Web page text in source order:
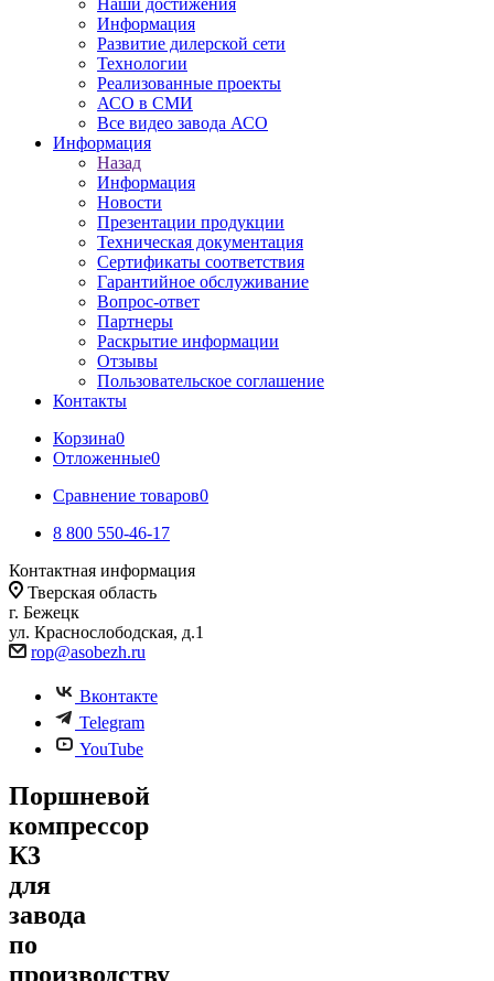
Наши достижения
Информация
Развитие дилерской сети
Технологии
Реализованные проекты
АСО в СМИ
Все видео завода АСО
Информация
Назад
Информация
Новости
Презентации продукции
Техническая документация
Сертификаты соответствия
Гарантийное обслуживание
Вопрос-ответ
Партнеры
Раскрытие информации
Отзывы
Пользовательское соглашение
Контакты
Корзина0
Отложенные0
Сравнение товаров0
8 800 550-46-17
Контактная информация
Тверская область
г. Бежецк
ул. Краснослободская, д.1
rop@asobezh.ru
Вконтакте
Telegram
YouTube
Поршневой
компрессор
К3
для
завода
по
производству